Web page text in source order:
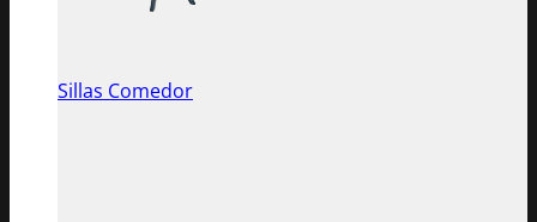
Sillas Comedor